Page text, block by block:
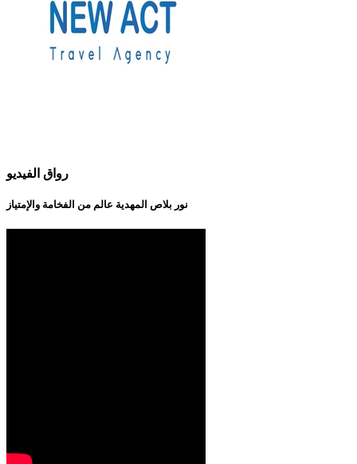
رواق الفيديو
نور بلاص المهدية عالم من الفخامة والإمتياز